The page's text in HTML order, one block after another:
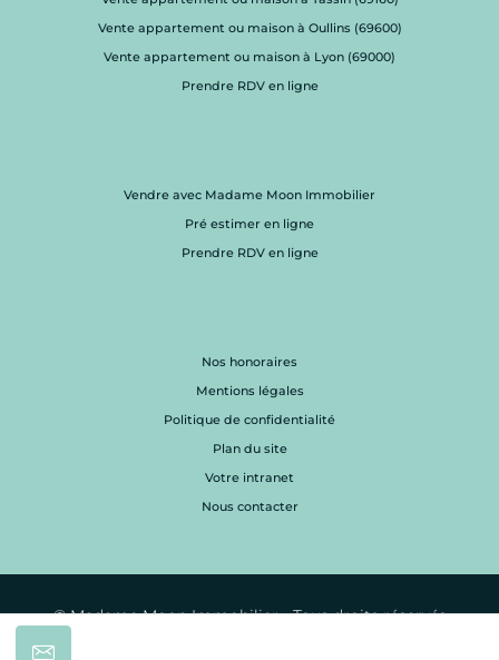
Vente appartement ou maison à Oullins (69600)
Vente appartement ou maison à Lyon (69000)
Prendre RDV en ligne
Vendre avec Madame Moon Immobilier
Pré estimer en ligne
Prendre RDV en ligne
Nos honoraires
Mentions légales
Politique de confidentialité
Plan du site
Votre intranet
Nous contacter
© Madame Moon Immobilier - Tous droits réservés